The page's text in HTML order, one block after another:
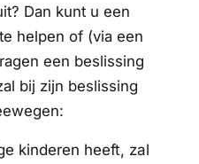
Dan kunt u een
helpen of (via een
een beslissing
bij zijn beslissing
kinderen heeft, zal